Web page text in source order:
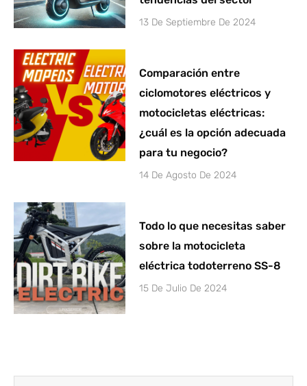
13 De Septiembre De 2024
Comparación entre
ciclomotores eléctricos y
motocicletas eléctricas:
¿cuál es la opción adecuada
para tu negocio?
14 De Agosto De 2024
Todo lo que necesitas saber
sobre la motocicleta
eléctrica todoterreno SS-8
15 De Julio De 2024